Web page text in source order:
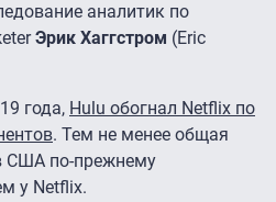
аналитик по
Эрик Хаггстром (Eric
года, Hulu обогнал Netflix по
. Тем не менее общая
США по-прежнему
у Netflix.